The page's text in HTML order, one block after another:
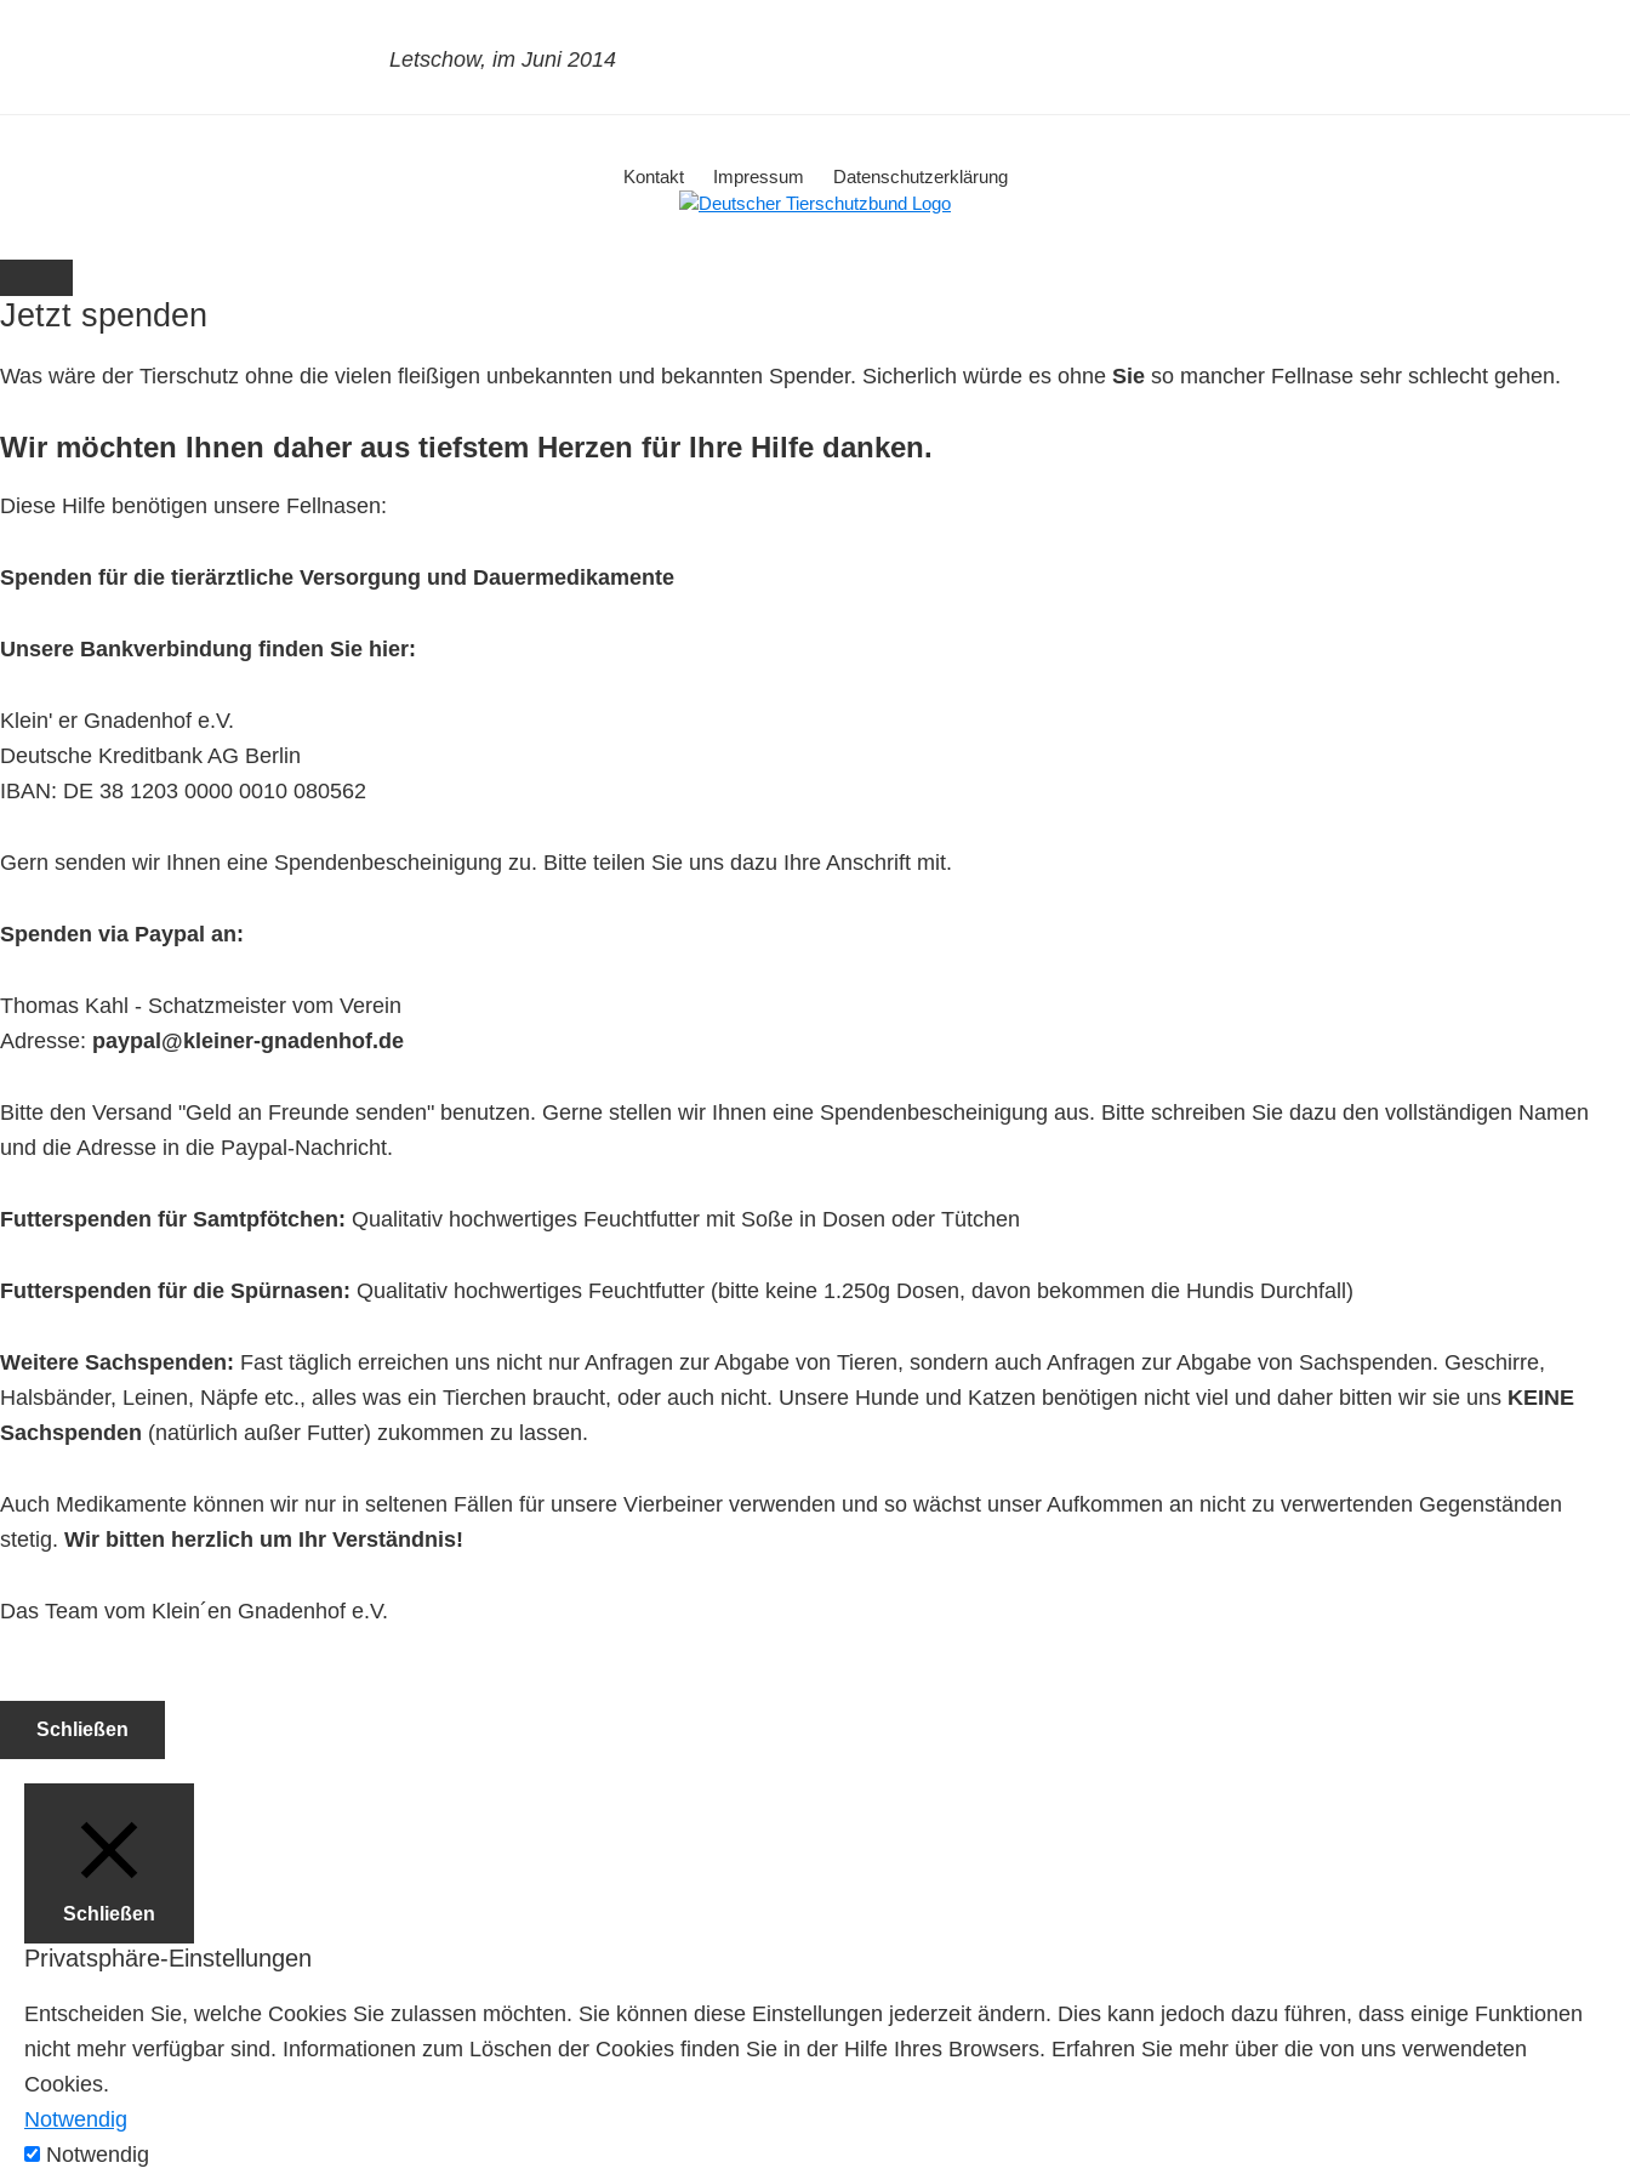
Letschow, im Juni 2014
Kontakt Impressum Datenschutzerklärung
Jetzt spenden
Was wäre der Tierschutz ohne die vielen fleißigen unbekannten und bekannten Spender. Sicherlich würde es ohne Sie so mancher Fellnase sehr schlecht gehen.
Wir möchten Ihnen daher aus tiefstem Herzen für Ihre Hilfe danken.
Diese Hilfe benötigen unsere Fellnasen:
Spenden für die tierärztliche Versorgung und Dauermedikamente
Unsere Bankverbindung finden Sie hier:
Klein' er Gnadenhof e.V.
Deutsche Kreditbank AG Berlin
IBAN: DE 38 1203 0000 0010 080562
Gern senden wir Ihnen eine Spendenbescheinigung zu. Bitte teilen Sie uns dazu Ihre Anschrift mit.
Spenden via Paypal an:
Thomas Kahl - Schatzmeister vom Verein
Adresse: paypal@kleiner-gnadenhof.de
Bitte den Versand "Geld an Freunde senden" benutzen. Gerne stellen wir Ihnen eine Spendenbescheinigung aus. Bitte schreiben Sie dazu den vollständigen Namen
und die Adresse in die Paypal-Nachricht.
Futterspenden für Samtpfötchen: Qualitativ hochwertiges Feuchtfutter mit Soße in Dosen oder Tütchen
Futterspenden für die Spürnasen: Qualitativ hochwertiges Feuchtfutter (bitte keine 1.250g Dosen, davon bekommen die Hundis Durchfall)
Weitere Sachspenden: Fast täglich erreichen uns nicht nur Anfragen zur Abgabe von Tieren, sondern auch Anfragen zur Abgabe von Sachspenden. Geschirre,
Halsbänder, Leinen, Näpfe etc., alles was ein Tierchen braucht, oder auch nicht. Unsere Hunde und Katzen benötigen nicht viel und daher bitten wir sie uns KEINE
Sachspenden (natürlich außer Futter) zukommen zu lassen.
Auch Medikamente können wir nur in seltenen Fällen für unsere Vierbeiner verwenden und so wächst unser Aufkommen an nicht zu verwertenden Gegenständen
stetig. Wir bitten herzlich um Ihr Verständnis!
Das Team vom Klein´en Gnadenhof e.V.
Schließen
Schließen
Privatsphäre-Einstellungen
Entscheiden Sie, welche Cookies Sie zulassen möchten. Sie können diese Einstellungen jederzeit ändern. Dies kann jedoch dazu führen, dass einige Funktionen
nicht mehr verfügbar sind. Informationen zum Löschen der Cookies finden Sie in der Hilfe Ihres Browsers. Erfahren Sie mehr über die von uns verwendeten
Cookies.
Notwendig
Notwendig